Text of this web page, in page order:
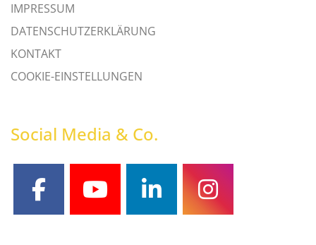
IMPRESSUM
DATENSCHUTZERKLÄRUNG
KONTAKT
COOKIE-EINSTELLUNGEN
Social Media & Co.
facebookyoutubelinkedininstagram